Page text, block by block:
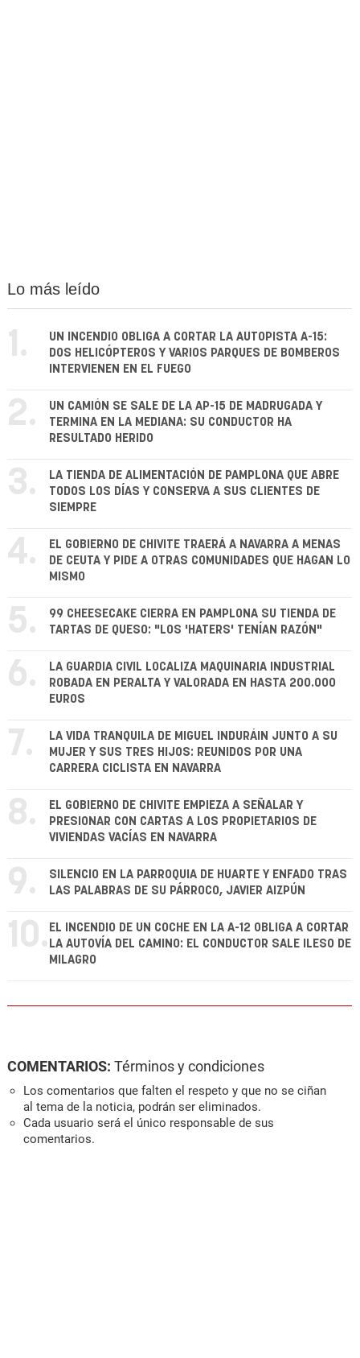
Lo más leído
1.
UN INCENDIO OBLIGA A CORTAR LA AUTOPISTA A-15:
DOS HELICÓPTEROS Y VARIOS PARQUES DE BOMBEROS
INTERVIENEN EN EL FUEGO
2.
UN CAMIÓN SE SALE DE LA AP-15 DE MADRUGADA Y
TERMINA EN LA MEDIANA: SU CONDUCTOR HA
RESULTADO HERIDO
3.
LA TIENDA DE ALIMENTACIÓN DE PAMPLONA QUE ABRE
TODOS LOS DÍAS Y CONSERVA A SUS CLIENTES DE
SIEMPRE
4.
EL GOBIERNO DE CHIVITE TRAERÁ A NAVARRA A MENAS
DE CEUTA Y PIDE A OTRAS COMUNIDADES QUE HAGAN LO
MISMO
5.
99 CHEESECAKE CIERRA EN PAMPLONA SU TIENDA DE
TARTAS DE QUESO: "LOS 'HATERS' TENÍAN RAZÓN"
6.
LA GUARDIA CIVIL LOCALIZA MAQUINARIA INDUSTRIAL
ROBADA EN PERALTA Y VALORADA EN HASTA 200.000
EUROS
7.
LA VIDA TRANQUILA DE MIGUEL INDURÁIN JUNTO A SU
MUJER Y SUS TRES HIJOS: REUNIDOS POR UNA
CARRERA CICLISTA EN NAVARRA
8.
EL GOBIERNO DE CHIVITE EMPIEZA A SEÑALAR Y
PRESIONAR CON CARTAS A LOS PROPIETARIOS DE
VIVIENDAS VACÍAS EN NAVARRA
9.
SILENCIO EN LA PARROQUIA DE HUARTE Y ENFADO TRAS
LAS PALABRAS DE SU PÁRROCO, JAVIER AIZPÚN
10. EL INCENDIO DE UN COCHE EN LA A-12 OBLIGA A CORTAR
LA AUTOVÍA DEL CAMINO: EL CONDUCTOR SALE ILESO DE
MILAGRO
COMENTARIOS: Términos y condiciones
Los comentarios que falten el respeto y que no se ciñan
al tema de la noticia, podrán ser eliminados.
Cada usuario será el único responsable de sus
comentarios.